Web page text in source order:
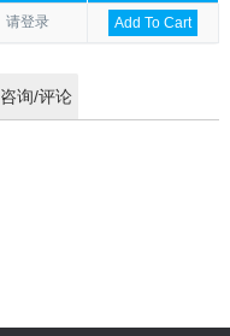
请登录 Add To Cart
咨询/评论